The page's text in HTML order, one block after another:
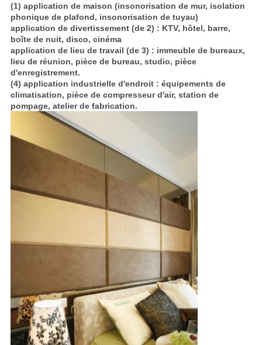
(1) application de maison (insonorisation de mur, isolation
phonique de plafond, insonorisation de tuyau)
application de divertissement (de 2) : KTV, hôtel, barre,
boîte de nuit, disco, cinéma
application de lieu de travail (de 3) : immeuble de bureaux,
lieu de réunion, pièce de bureau, studio, pièce
d'enregistrement.
(4) application industrielle d'endroit : équipements de
climatisation, pièce de compresseur d'air, station de
pompage, atelier de fabrication.